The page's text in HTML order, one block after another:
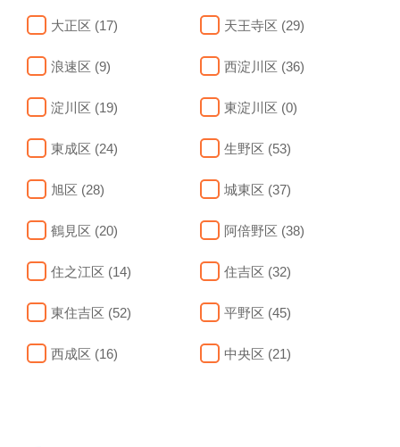
大正区 (17) 天王寺区 (29)
浪速区 (9) 西淀川区 (36)
淀川区 (19) 東淀川区 (0)
東成区 (24) 生野区 (53)
旭区 (28) 城東区 (37)
鶴見区 (20) 阿倍野区 (38)
住之江区 (14) 住吉区 (32)
東住吉区 (52) 平野区 (45)
西成区 (16) 中央区 (21)